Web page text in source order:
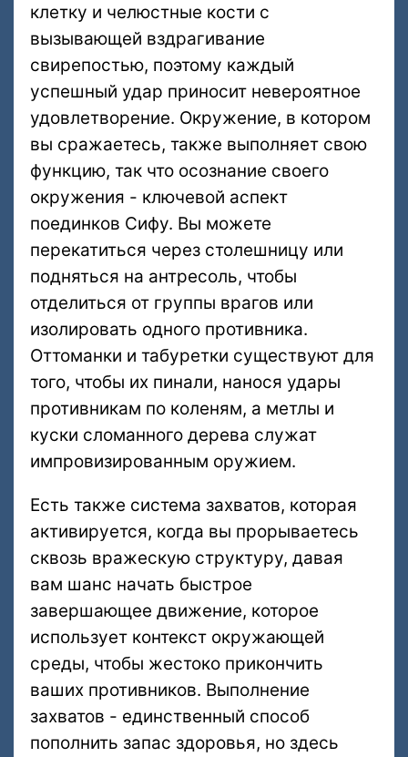
клетку и челюстные кости с
вызывающей вздрагивание
свирепостью, поэтому каждый
успешный удар приносит невероятное
удовлетворение. Окружение, в котором
вы сражаетесь, также выполняет свою
функцию, так что осознание своего
окружения - ключевой аспект
поединков Сифу. Вы можете
перекатиться через столешницу или
подняться на антресоль, чтобы
отделиться от группы врагов или
изолировать одного противника.
Оттоманки и табуретки существуют для
того, чтобы их пинали, нанося удары
противникам по коленям, а метлы и
куски сломанного дерева служат
импровизированным оружием.
Есть также система захватов, которая
активируется, когда вы прорываетесь
сквозь вражескую структуру, давая
вам шанс начать быстрое
завершающее движение, которое
использует контекст окружающей
среды, чтобы жестоко прикончить
ваших противников. Выполнение
захватов - единственный способ
пополнить запас здоровья, но здесь